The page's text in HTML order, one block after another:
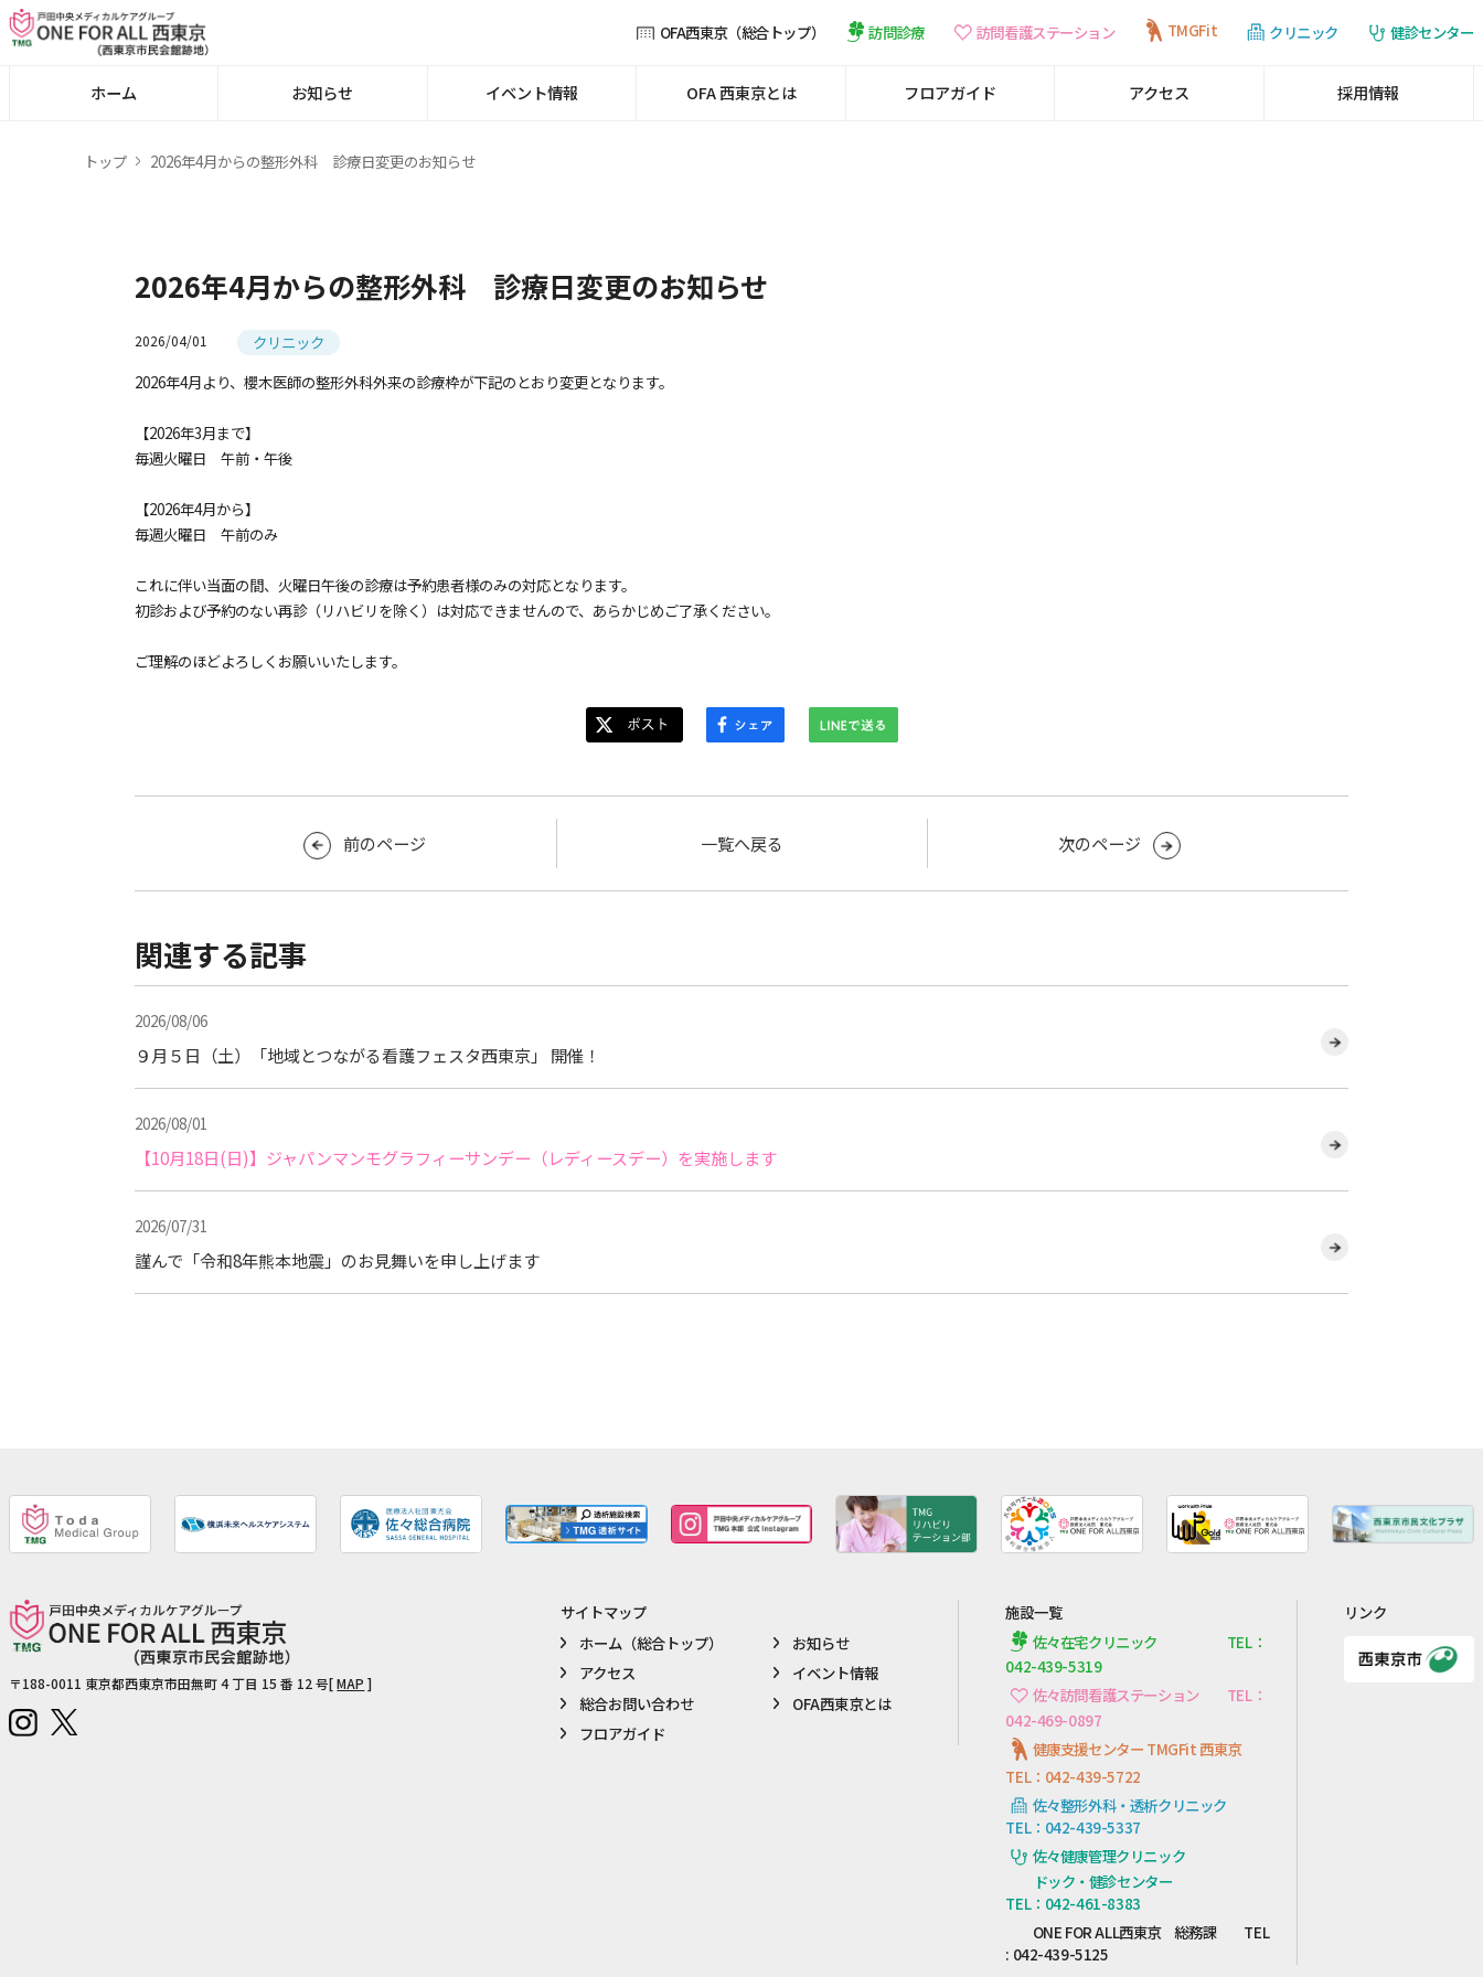
OFA西東京（総合トップ） 訪問診療 訪問看護ステーション TMGFit クリニック 健診センター
ホーム お知らせ イベント情報 OFA 西東京とは フロアガイド アクセス 採用情報
トップ 2026年4月からの整形外科 診療日変更のお知らせ
2026年4月からの整形外科 診療日変更のお知らせ
2026/04/01
クリニック
2026年4月より、櫻木医師の整形外科外来の診療枠が下記のとおり変更となります。
【2026年3月まで】
毎週火曜日 午前・午後
【2026年4月から】
毎週火曜日 午前のみ
これに伴い当面の間、火曜日午後の診療は予約患者様のみの対応となります。
初診および予約のない再診（リハビリを除く）は対応できませんので、あらかじめご了承ください。
ご理解のほどよろしくお願いいたします。
前のページ 一覧へ戻る 次のページ
関連する記事
2026/08/06
９月５日（土）「地域とつながる看護フェスタ西東京」 開催！
2026/08/01
【10月18日(日)】ジャパンマンモグラフィーサンデー（レディースデー）を実施します
2026/07/31
謹んで「令和8年熊本地震」のお見舞いを申し上げます
〒188-0011 東京都西東京市田無町 4 丁目 15 番 12 号[MAP ]
サイトマップ
ホーム（総合トップ）
お知らせ
アクセス
イベント情報
総合お問い合わせ
OFA西東京とは
フロアガイド
施設一覧
佐々在宅クリニック TEL：
042-439-5319
佐々訪問看護ステーション TEL：
042-469-0897
健康支援センター TMGFit 西東京
TEL：042-439-5722
佐々整形外科・透析クリニック
TEL：042-439-5337
佐々健康管理クリニック
ドック・健診センター
TEL：042-461-8383
ONE FOR ALL西東京 総務課 TEL
: 042-439-5125
リンク